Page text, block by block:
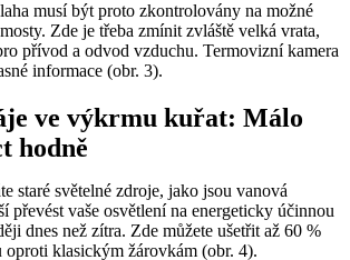
musí být proto zkontrolovány na možné
Zde je třeba zmínit zvláště velká vrata,
přívod a odvod vzduchu. Termovizní kamera
informace (obr. 3).
ve výkrmu kuřat: Málo
hodně
staré světelné zdroje, jako jsou vanová
převést vaše osvětlení na energeticky účinnou
dnes než zítra. Zde můžete ušetřit až 60 %
oproti klasickým žárovkám (obr. 4).